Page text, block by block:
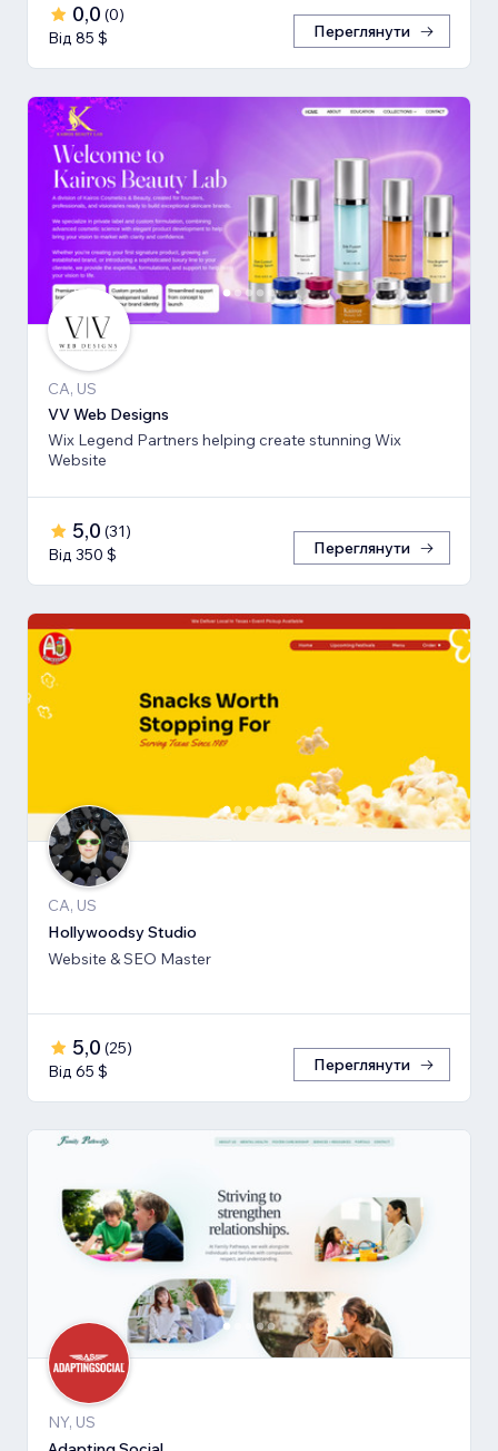
0,0 (0)
Від 85 $
Переглянути
CA, US
VV Web Designs
Wix Legend Partners helping create stunning Wix
Website
5,0 (31)
Від 350 $
Переглянути
CA, US
Hollywoodsy Studio
Website & SEO Master
5,0 (25)
Від 65 $
Переглянути
NY, US